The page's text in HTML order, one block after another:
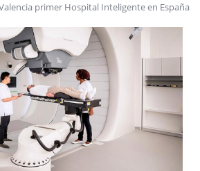
primer Hospital Inteligente en España